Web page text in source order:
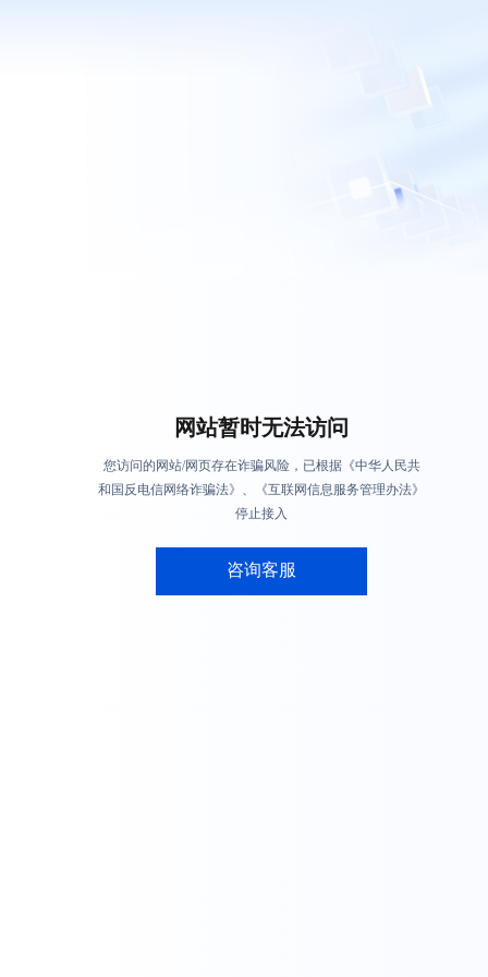
网站暂时无法访问
您访问的网站/网页存在诈骗风险，已根据《中华人民共
和国反电信网络诈骗法》、《互联网信息服务管理办法》
停止接入
咨询客服